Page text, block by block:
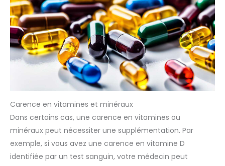
Carence en vitamines et minéraux
Dans certains cas, une carence en vitamines ou
minéraux peut nécessiter une supplémentation. Par
exemple, si vous avez une carence en vitamine D
identifiée par un test sanguin, votre médecin peut